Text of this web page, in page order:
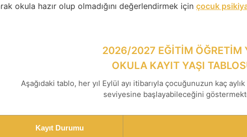
okula hazır olup olmadığını değerlendirmek için çocuk
2026/2027 EĞİTİM ÖĞRETİM
OKULA KAYIT YAŞI
Aşağıdaki tablo, her yıl Eylül ayı itibarıyla çocuğunuzun kaç
seviyesine başlayabileceğini
Kayıt Durumu